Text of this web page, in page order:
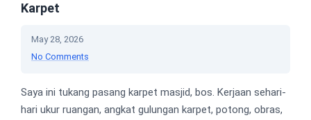
Karpet
May 28, 2026
No Comments
Saya ini tukang pasang karpet masjid, bos. Kerjaan sehari-
hari ukur ruangan, angkat gulungan karpet, potong, obras,